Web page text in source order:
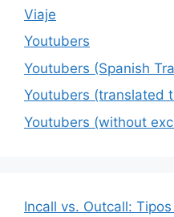
Viaje
Youtubers
Youtubers (Spanish
Youtubers (translated
Youtubers (without
Incall vs. Outcall: